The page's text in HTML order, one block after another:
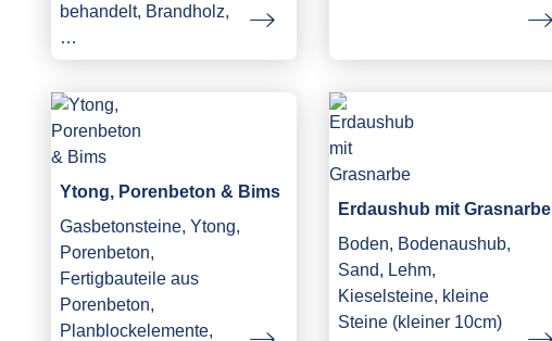
behandelt, Brandholz,
…
Ytong, Porenbeton & Bims
Gasbetonsteine, Ytong,
Porenbeton,
Fertigbauteile aus
Porenbeton,
Planblockelemente,
Erdaushub mit Grasnarbe
Boden, Bodenaushub,
Sand, Lehm,
Kieselsteine, kleine
Steine (kleiner 10cm)